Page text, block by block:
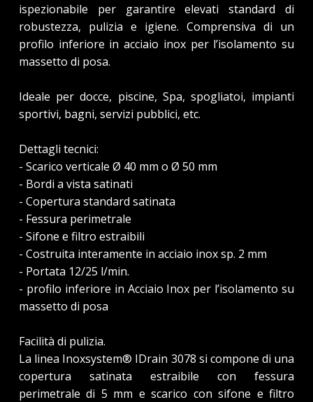
ispezionabile per garantire elevati standard di
robustezza, pulizia e igiene. Comprensiva di un
profilo inferiore in acciaio inox per l’isolamento su
massetto di posa.
Ideale per docce, piscine, Spa, spogliatoi, impianti
sportivi, bagni, servizi pubblici, etc.
Dettagli tecnici:
- Scarico verticale Ø 40 mm o Ø 50 mm
- Bordi a vista satinati
- Copertura standard satinata
- Fessura perimetrale
- Sifone e filtro estraibili
- Costruita interamente in acciaio inox sp. 2 mm
- Portata 12/25 l/min.
- profilo inferiore in Acciaio Inox per l’isolamento su
massetto di posa
Facilità di pulizia.
La linea Inoxsystem® IDrain 3078 si compone di una
copertura satinata estraibile con fessura
perimetrale di 5 mm e scarico con sifone e filtro